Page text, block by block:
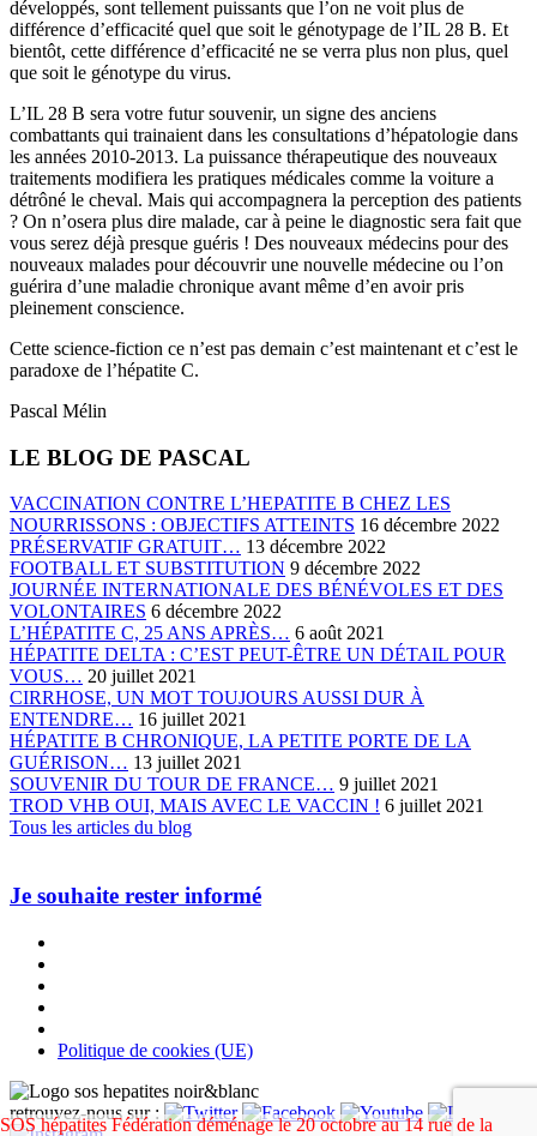
développés, sont tellement puissants que l’on ne voit plus de
différence d’efficacité quel que soit le génotypage de l’IL 28 B. Et
bientôt, cette différence d’efficacité ne se verra plus non plus, quel
que soit le génotype du virus.
L’IL 28 B sera votre futur souvenir, un signe des anciens
combattants qui trainaient dans les consultations d’hépatologie dans
les années 2010-2013. La puissance thérapeutique des nouveaux
traitements modifiera les pratiques médicales comme la voiture a
détrôné le cheval. Mais qui accompagnera la perception des patients
? On n’osera plus dire malade, car à peine le diagnostic sera fait que
vous serez déjà presque guéris ! Des nouveaux médecins pour des
nouveaux malades pour découvrir une nouvelle médecine ou l’on
guérira d’une maladie chronique avant même d’en avoir pris
pleinement conscience.
Cette science-fiction ce n’est pas demain c’est maintenant et c’est le
paradoxe de l’hépatite C.
Pascal Mélin
LE BLOG DE PASCAL
VACCINATION CONTRE L’HEPATITE B CHEZ LES
NOURRISSONS : OBJECTIFS ATTEINTS 16 décembre 2022
PRÉSERVATIF GRATUIT… 13 décembre 2022
FOOTBALL ET SUBSTITUTION 9 décembre 2022
JOURNÉE INTERNATIONALE DES BÉNÉVOLES ET DES
VOLONTAIRES 6 décembre 2022
L’HÉPATITE C, 25 ANS APRÈS… 6 août 2021
HÉPATITE DELTA : C’EST PEUT-ÊTRE UN DÉTAIL POUR
VOUS… 20 juillet 2021
CIRRHOSE, UN MOT TOUJOURS AUSSI DUR À
ENTENDRE… 16 juillet 2021
HÉPATITE B CHRONIQUE, LA PETITE PORTE DE LA
GUÉRISON… 13 juillet 2021
SOUVENIR DU TOUR DE FRANCE… 9 juillet 2021
TROD VHB OUI, MAIS AVEC LE VACCIN ! 6 juillet 2021
Tous les articles du blog
Je souhaite rester informé
Politique de cookies (UE)
retrouvez-nous sur :
SOS hépatites Fédération déménage le 20 octobre au 14 rue de la